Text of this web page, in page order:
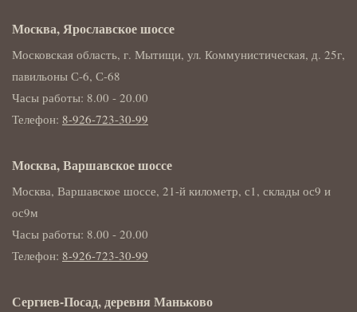
Москва, Ярославское шоссе
Московская область, г. Мытищи, ул. Коммунистическая, д. 25г,
павильоны С-6, С-68
Часы работы: 8.00 - 20.00
Телефон: 8-926-723-30-99
Москва, Варшавское шоссе
Москва, Варшавское шоссе, 21-й километр, с1, склады ос9 и
ос9м
Часы работы: 8.00 - 20.00
Телефон: 8-926-723-30-99
Сергиев-Посад, деревня Маньково